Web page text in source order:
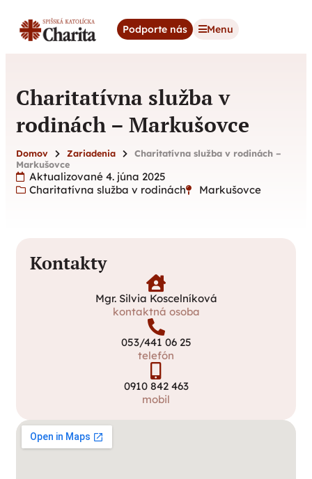
Podporte nás Menu
Charitatívna služba v
rodinách – Markušovce
Domov Zariadenia
Charitatívna služba v rodinách –
Markušovce
Aktualizované 4. júna 2025
Charitatívna služba v rodinách
Markušovce
Kontakty
Mgr. Silvia Koscelníková
kontaktná osoba
053/441 06 25
telefón
0910 842 463
mobil